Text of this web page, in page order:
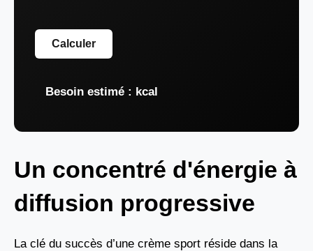
Calculer
Besoin estimé : kcal
Un concentré d'énergie à
diffusion progressive
La clé du succès d’une crème sport réside dans la